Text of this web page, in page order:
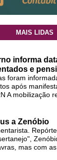
MAIS LIDAS
informa
e
foram
após
A mobilização
a Zenóbio
mas com